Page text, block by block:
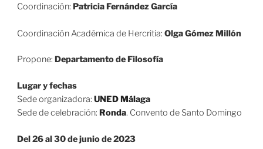
Coordinación: Patricia Fernández García
Coordinación Académica de Hercritia: Olga Gómez Millón
Propone: Departamento de Filosofía
Lugar y fechas
Sede organizadora: UNED Málaga
Sede de celebración: Ronda. Convento de Santo Domingo
Del 26 al 30 de junio de 2023